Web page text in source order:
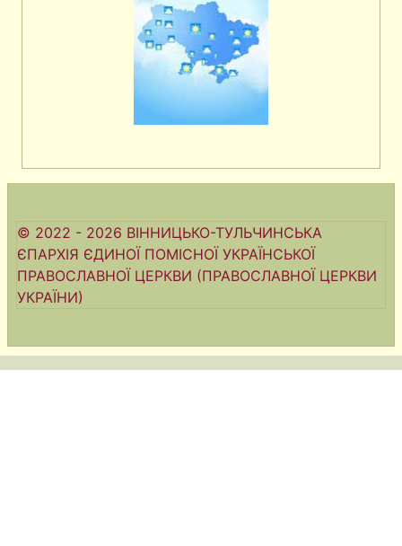
© 2022 - 2026 ВІННИЦЬКО-ТУЛЬЧИНСЬКА
ЄПАРХІЯ ЄДИНОЇ ПОМІСНОЇ УКРАЇНСЬКОЇ
ПРАВОСЛАВНОЇ ЦЕРКВИ (ПРАВОСЛАВНОЇ ЦЕРКВИ
УКРАЇНИ)